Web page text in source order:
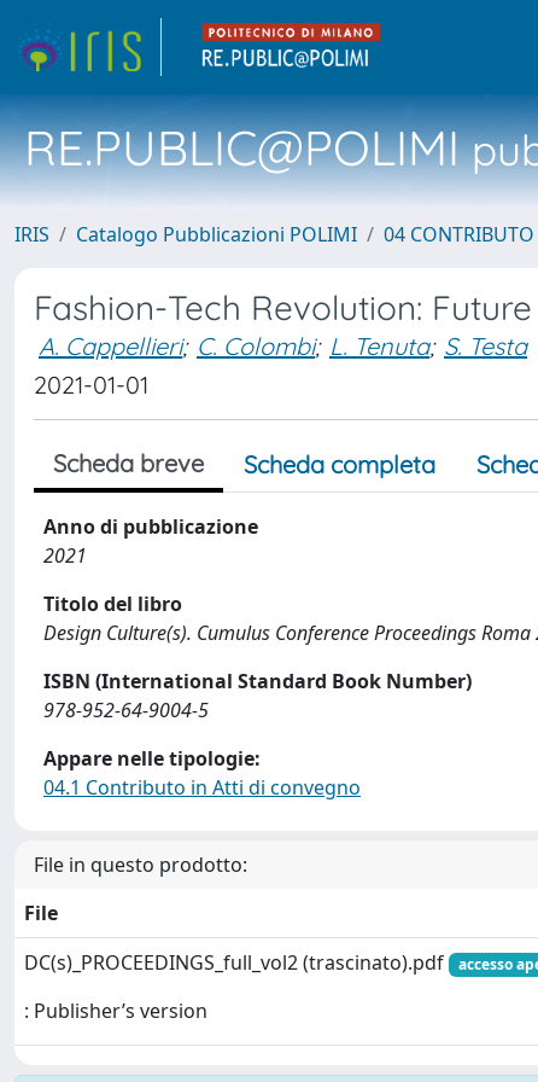
RE.PUBLIC@POLIMI
IRIS Catalogo Pubblicazioni POLIMI 04
Fashion-Tech Revolution:
A. Cappellieri; C. Colombi; L. Tenuta; S. Testa
2021-01-01
Scheda breve Scheda completa
Anno di pubblicazione
2021
Titolo del libro
Design Culture(s). Cumulus Conference Proceedings
ISBN (International Standard Book Number)
978-952-64-9004-5
Appare nelle tipologie:
04.1 Contributo in Atti di convegno
File in questo prodotto:
File
DC(s)_PROCEEDINGS_full_vol2 (trascinato).pdf
accesso
: Publisher’s version